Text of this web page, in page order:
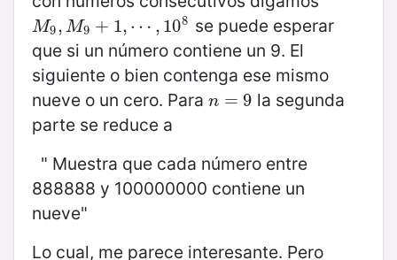
M9, M9 + 1, ⋯ , 108
M9,M9+1, ⋯ 108
se puede esperar
que si un número contiene un 9. El
siguiente o bien contenga ese mismo
nueve o un cero. Para n = 9
n=9
la segunda
parte se reduce a
" Muestra que cada número entre
888888 y 100000000 contiene un
nueve"
Lo cual, me parece interesante. Pero